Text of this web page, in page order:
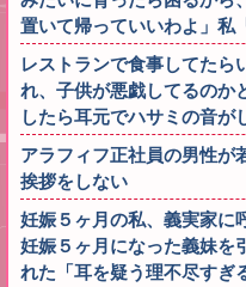
置いて帰っていいわよ」
レストランで食事してたら
れ、子供が悪戯してるのか
したら耳元でハサミの音が
アラフィフ正社員の男性が
挨拶をしない
妊娠５ヶ月の私、義実家に
妊娠５ヶ月になった義妹を
れた「耳を疑う理不尽す